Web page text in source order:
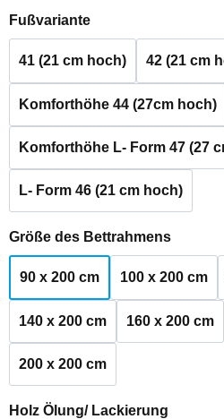
Fußvarianteauswählen
41 (21 cm hoch) 42 (21 cm
Komforthöhe 44 (27cm hoch)
Komforthöhe L- Form 47 (27
L- Form 46 (21 cm hoch)
Größe des Bettrahmens
90 x 200 cm 100 x 200 cm
140 x 200 cm 160 x 200 cm
200 x 200 cm
Holz Ölung/ Lackierung